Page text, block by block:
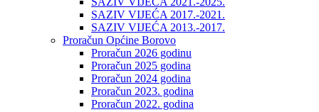
SAZIV VIJEĆA 2017.-2021.
SAZIV VIJEĆA 2013.-2017.
Proračun Općine Borovo
Proračun 2026 godinu
Proračun 2025 godina
Proračun 2024 godina
Proračun 2023. godina
Proračun 2022. godina